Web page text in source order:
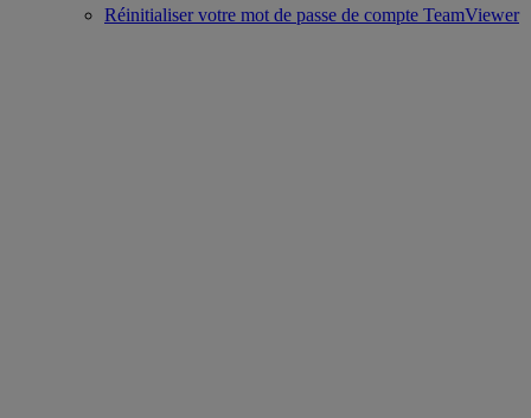
Réinitialiser votre mot de passe de compte TeamViewer